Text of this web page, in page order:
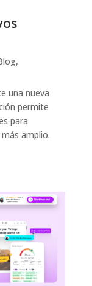
,
una nueva
permite
para
amplio.